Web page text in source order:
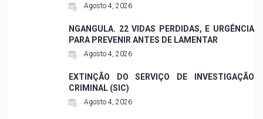
Agosto 4, 2026
NGANGULA. 22 VIDAS PERDIDAS, E URGÊNCIA
PARA PREVENIR ANTES DE LAMENTAR
Agosto 4, 2026
EXTINÇÃO DO SERVIÇO DE INVESTIGAÇÃO
CRIMINAL (SIC)
Agosto 4, 2026